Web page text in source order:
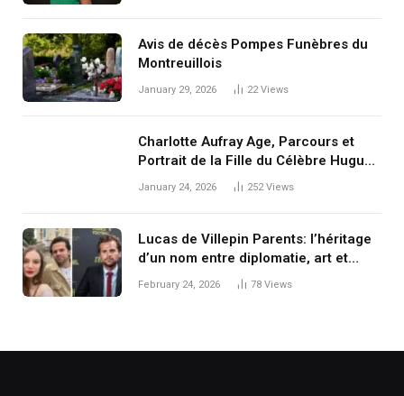
Avis de décès Pompes Funèbres du
Montreuillois
January 29, 2026 22Views
Charlotte Aufray Age, Parcours et
Portrait de la Fille du Célèbre Hugues
Aufray
January 24, 2026 252Views
Lucas de Villepin Parents: l’héritage
d’un nom entre diplomatie, art et
discrétion
February 24, 2026 78 Views